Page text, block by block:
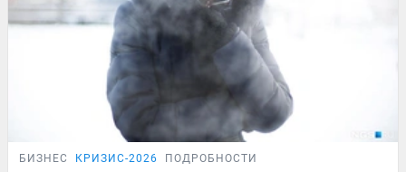
БИЗНЕС КРИЗИС-2026 ПОДРОБНОСТИ